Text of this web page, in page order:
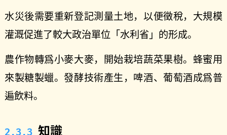
水災後需要重新登記測量土地，以便徵稅，大規模
灌溉促進了較大政治單位「水利省」的形成。
農作物轉爲小麥大麥，開始栽培蔬菜果樹。蜂蜜用
來製糖製蠟。發酵技術產生，啤酒、葡萄酒成爲普
遍飲料。
知識